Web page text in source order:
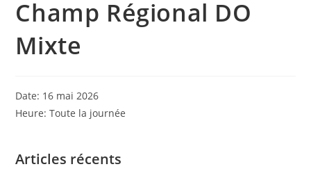
Champ Régional DO
Mixte
Date: 16 mai 2026
Heure:Toute la journée
Articles récents